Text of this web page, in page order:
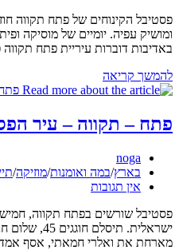
פסטיבל הקינוחים של פתח תקווה
ומושיק עפיה. יומיים של מוסיקה
באדיבות דוברות עיריית פתח
להמשך קריאהפסטיבל
הקינוחים
פתח
תקווה
פתח – תקווה – עיר
מחבר:
noga
קטגוריה:
בארץ/במה ואומנות/מוזיקה/
תגובות:
אין תגובות
פסטיבל שורשים בפתח תקווה,
ישראלית.
מארחת את ואלרי חמאתי, אסף